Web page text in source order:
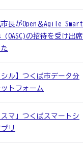
長がOpen＆Agile Smart
の招待を受け出席
シル】つくば市データ分
トフォーム
スマ」つくばスマートシ
リ